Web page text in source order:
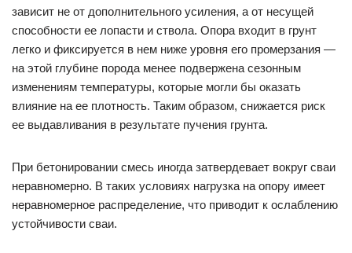
зависит не от дополнительного усиления, а от несущей
способности ее лопасти и ствола. Опора входит в грунт
легко и фиксируется в нем ниже уровня его промерзания —
на этой глубине порода менее подвержена сезонным
изменениям температуры, которые могли бы оказать
влияние на ее плотность. Таким образом, снижается риск
ее выдавливания в результате пучения грунта.
При бетонировании смесь иногда затвердевает вокруг сваи
неравномерно. В таких условиях нагрузка на опору имеет
неравномерное распределение, что приводит к ослаблению
устойчивости сваи.